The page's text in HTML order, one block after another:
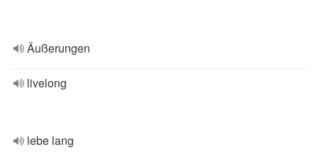
Äußerungen
livelong
lebe lang